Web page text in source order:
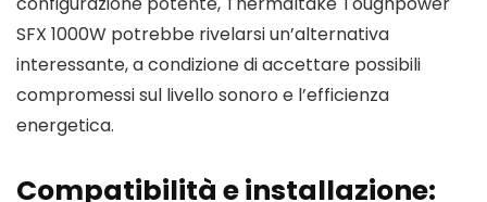
SFX 1000W potrebbe rivelarsi un’alternativa
interessante, a condizione di accettare possibili
compromessi sul livello sonoro e l’efficienza
energetica.
Compatibilità e installazione: